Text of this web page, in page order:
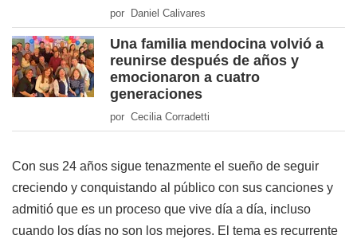
por Daniel Calivares
Una familia mendocina volvió a
reunirse después de años y
emocionaron a cuatro
generaciones
por Cecilia Corradetti
Con sus 24 años sigue tenazmente el sueño de seguir
creciendo y conquistando al público con sus canciones y
admitió que es un proceso que vive día a día, incluso
cuando los días no son los mejores. El tema es recurrente